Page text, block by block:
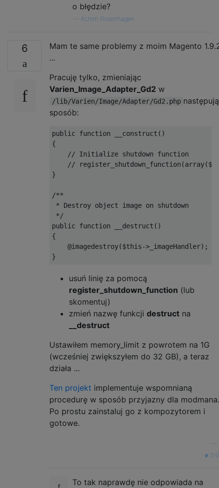
o błędzie?
Achim Rosenhagen
6
Mam te same problemy z moim Magento
...
Pracuję tylko, zmieniając
Varien_Image_Adapter_Gd2 w
/lib/Varien/Image/Adapter/Gd2.php
sposób:
public function __construct ()
{
// Initialize shutdown function
//
}
/**
* Destroy object image on shutdown
*/
public
function __destruct ()
{
@imagedestroy($this-> _imageHandler);
}
usuń linię za pomocą
register_shutdown_function (lub
skomentuj)
zmień nazwę funkcji destruct na
__destruct
Ustawiłem memory_limit z powrotem na 1G
(wcześniej zwiększyłem do 32 GB), a teraz
działa ...
Ten projekt implementuje wspomnianą
procedurę w sposób przyjazny dla modmana.
Po prostu zainstaluj go z kompozytorem i
gotowe.
To tak naprawdę nie odpowiada na